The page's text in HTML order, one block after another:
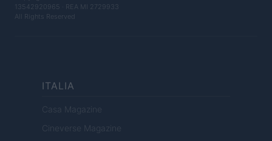
13542920965 · REA MI 2729933
All Rights Reserved
ITALIA
Casa Magazine
Cineverse Magazine